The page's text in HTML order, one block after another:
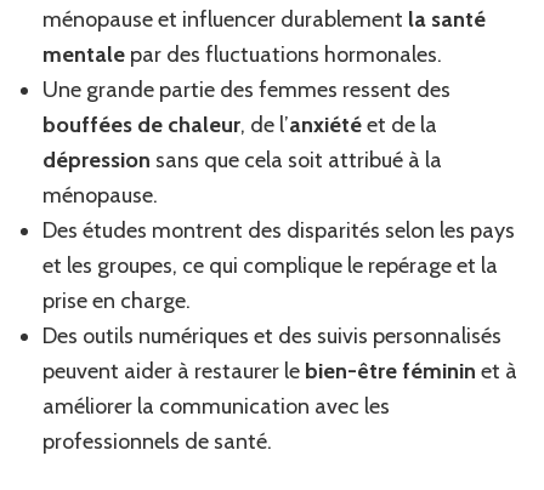
durant
ménopause
ménopause et influencer durablement la santé
mentale par des fluctuations hormonales.
Une grande partie des femmes ressent des
bouffées de chaleur, de l’anxiétéet de la
dépression sans que cela soit attribué à la
ménopause.
Des études montrent des disparités selon les pays
et les groupes, ce qui complique le repérage et la
prise en charge.
Des outils numériques et des suivis personnalisés
peuvent aider à restaurer le bien-être féminin et à
améliorer la communication avec les
professionnels de santé.